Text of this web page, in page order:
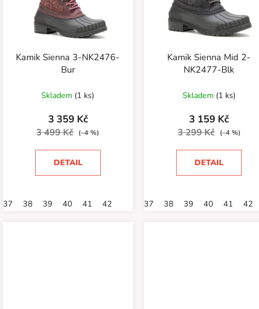
Kamik Sienna 3-NK2476-
Bur
Skladem (1 ks)
3 359 Kč
3 499 Kč (–4 %)
DETAIL
37 38 39 40 41 42
Kamik Sienna Mid 2-
NK2477-Blk
Skladem (1 ks)
3 159 Kč
3 299 Kč (–4 %)
DETAIL
37 38 39 40 41 42